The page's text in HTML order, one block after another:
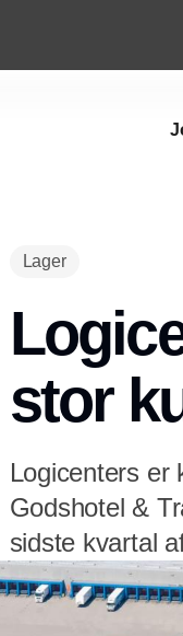
Lager
stor
Logicenters er
Godshotel &
sidste kvartal